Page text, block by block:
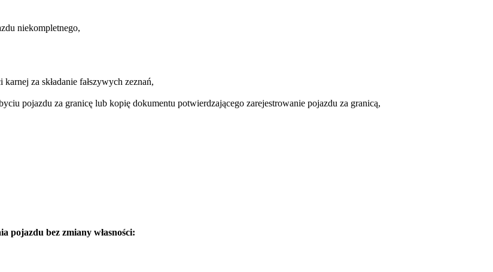
niekompletnego,
za składanie fałszywych zeznań,
pojazdu za granicę lub kopię dokumentu potwierdzającego zarejestrowanie pojazdu za granicą,
pojazdu bez zmiany własności: